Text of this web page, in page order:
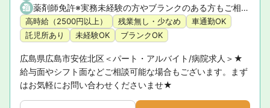
薬剤師免許※実務未経験の方やブランクのある方もご相談ください。
高時給（2500円以上） 残業無し・少なめ
車通勤OK
託児所あり
未経験OK ブランクOK
広島県広島市安佐北区＜パート・アルバイト/病院求人＞★
給与面やシフト面などご相談可能な場合もございます。まず
はお気軽にお問い合わせくださいませ★